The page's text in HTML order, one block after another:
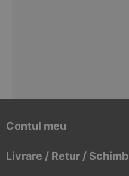
Contul meu
Livrare / Retur / Schimb